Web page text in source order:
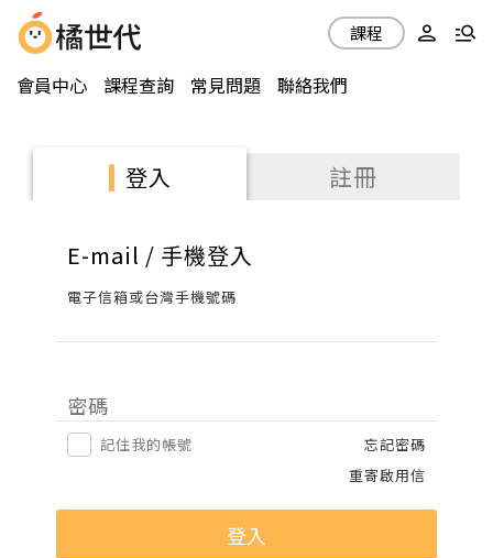
會員中心 課程查詢 常見問題 聯絡我們
課程
登入 註冊
E-mail / 手機登入
電子信箱或台灣手機號碼
密碼
記住我的帳號
忘記密碼
重寄啟用信